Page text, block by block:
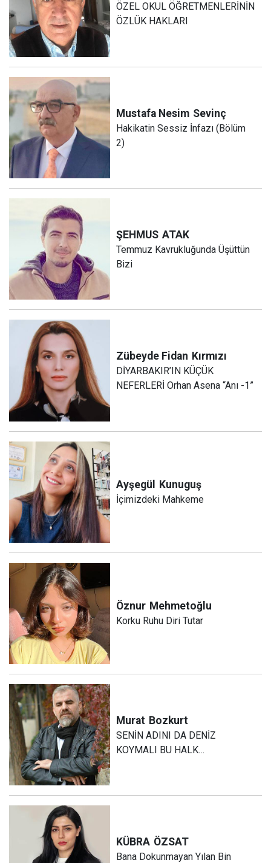
ÖZEL OKUL ÖĞRETMENLERİNİN
ÖZLÜK HAKLARI
Mustafa Nesim Sevinç
Hakikatin Sessiz İnfazı (Bölüm
2)
ŞEHMUS ATAK
Temmuz Kavrukluğunda Üşüttün
Bizi
Zübeyde Fidan Kırmızı
DİYARBAKIR’IN KÜÇÜK
NEFERLERİ Orhan Asena “Anı -1”
Ayşegül Kunuguş
İçimizdeki Mahkeme
Öznur Mehmetoğlu
Korku Ruhu Diri Tutar
Murat Bozkurt
SENİN ADINI DA DENİZ
KOYMALI BU HALK…
KÜBRA ÖZSAT
Bana Dokunmayan Yılan Bin